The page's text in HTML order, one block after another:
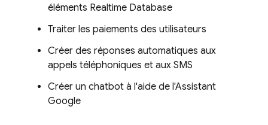
éléments Realtime Database
Traiter les paiements des utilisateurs
Créer des réponses automatiques aux
appels téléphoniques et aux SMS
Créer un chatbot à l'aide de l'Assistant
Google